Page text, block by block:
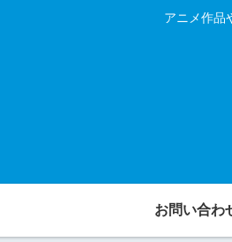
アニメ作品
お問い合わ